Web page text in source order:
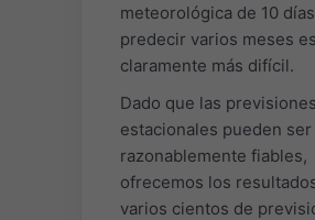
meteorológica de 10
predecir varios meses
claramente más difícil.
Dado que las
estacionales pueden ser
razonablemente fiables,
ofrecemos los
varios cientos de